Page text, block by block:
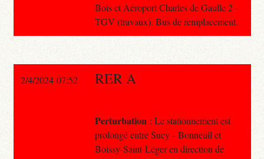
Bois et Aéroport Charles de Gaulle 2 –
TGV (travaux). Bus de remplacement.
2/4/2024 07:52 RER A
Perturbation : Le stationnement est
prolongé entre Sucy – Bonneuil et
Boissy-Saint-Léger en direction de